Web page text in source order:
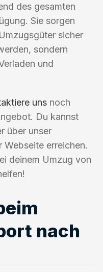
des gesamten
Sie sorgen
sicher
sondern
und
uns noch
Du kannst
über unser
Webseite erreichen.
deinem Umzug von
nach